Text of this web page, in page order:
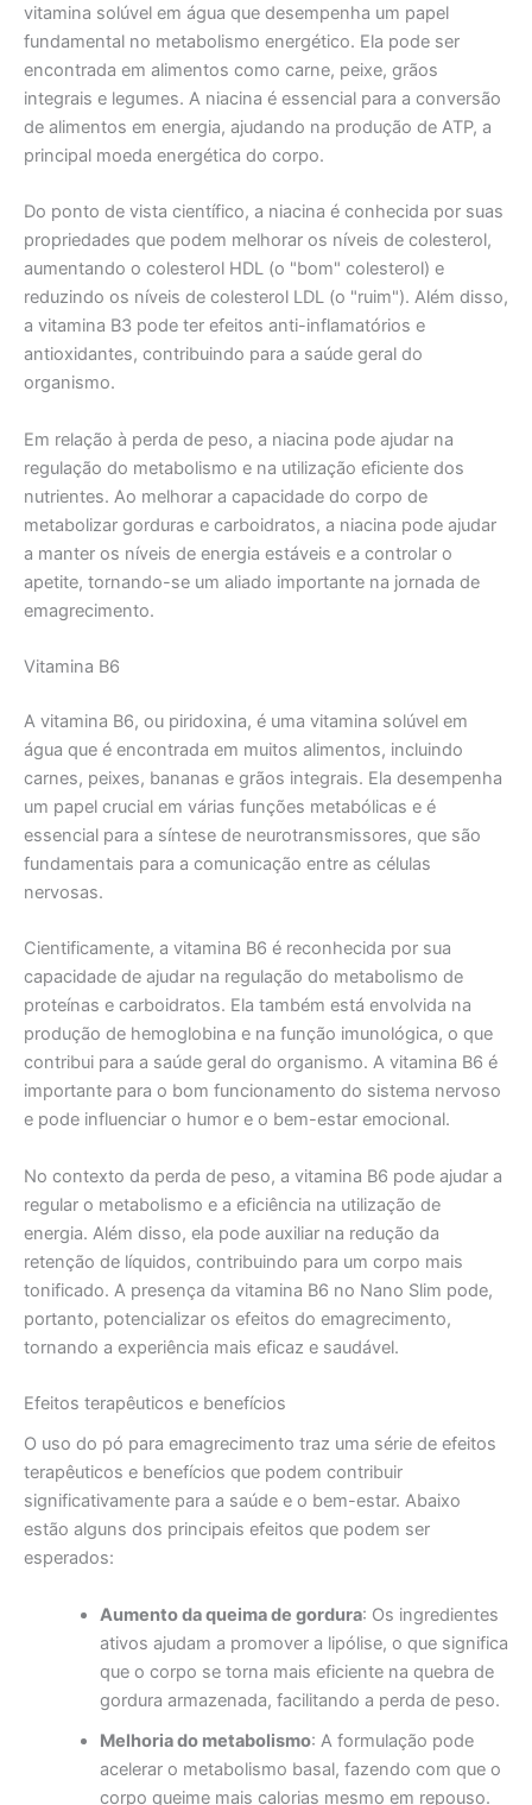
vitamina solúvel em água que desempenha um papel
fundamental no metabolismo energético. Ela pode ser
encontrada em alimentos como carne, peixe, grãos
integrais e legumes. A niacina é essencial para a conversão
de alimentos em energia, ajudando na produção de ATP, a
principal moeda energética do corpo.
Do ponto de vista científico, a niacina é conhecida por suas
propriedades que podem melhorar os níveis de colesterol,
aumentando o colesterol HDL (o "bom" colesterol) e
reduzindo os níveis de colesterol LDL (o "ruim"). Além disso,
a vitamina B3 pode ter efeitos anti-inflamatórios e
antioxidantes, contribuindo para a saúde geral do
organismo.
Em relação à perda de peso, a niacina pode ajudar na
regulação do metabolismo e na utilização eficiente dos
nutrientes. Ao melhorar a capacidade do corpo de
metabolizar gorduras e carboidratos, a niacina pode ajudar
a manter os níveis de energia estáveis e a controlar o
apetite, tornando-se um aliado importante na jornada de
emagrecimento.
Vitamina B6
A vitamina B6, ou piridoxina, é uma vitamina solúvel em
água que é encontrada em muitos alimentos, incluindo
carnes, peixes, bananas e grãos integrais. Ela desempenha
um papel crucial em várias funções metabólicas e é
essencial para a síntese de neurotransmissores, que são
fundamentais para a comunicação entre as células
nervosas.
Cientificamente, a vitamina B6 é reconhecida por sua
capacidade de ajudar na regulação do metabolismo de
proteínas e carboidratos. Ela também está envolvida na
produção de hemoglobina e na função imunológica, o que
contribui para a saúde geral do organismo. A vitamina B6 é
importante para o bom funcionamento do sistema nervoso
e pode influenciar o humor e o bem-estar emocional.
No contexto da perda de peso, a vitamina B6 pode ajudar a
regular o metabolismo e a eficiência na utilização de
energia. Além disso, ela pode auxiliar na redução da
retenção de líquidos, contribuindo para um corpo mais
tonificado. A presença da vitamina B6 no Nano Slim pode,
portanto, potencializar os efeitos do emagrecimento,
tornando a experiência mais eficaz e saudável.
Efeitos terapêuticos e benefícios
O uso do pó para emagrecimento traz uma série de efeitos
terapêuticos e benefícios que podem contribuir
significativamente para a saúde e o bem-estar. Abaixo
estão alguns dos principais efeitos que podem ser
esperados:
Aumento da queima de gordura: Os ingredientes
ativos ajudam a promover a lipólise, o que significa
que o corpo se torna mais eficiente na quebra de
gordura armazenada, facilitando a perda de peso.
Melhoria do metabolismo: A formulação pode
acelerar o metabolismo basal, fazendo com que o
corpo queime mais calorias mesmo em repouso.